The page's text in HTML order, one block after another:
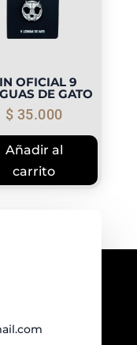
OFICIAL 9
DE GATO
$ 35.000
Añadir al
carrito